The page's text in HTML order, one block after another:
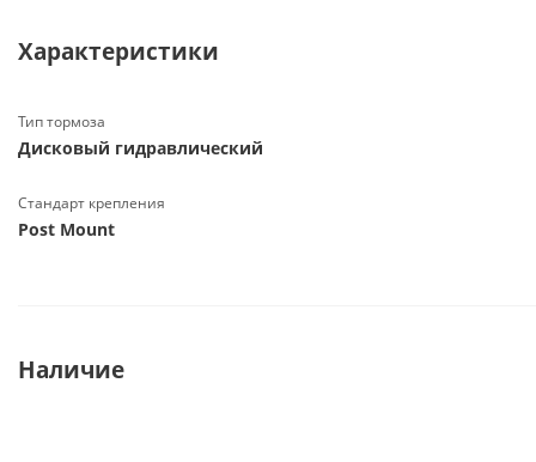
Характеристики
Тип тормоза
Дисковый гидравлический
Стандарт крепления
Post Mount
Наличие